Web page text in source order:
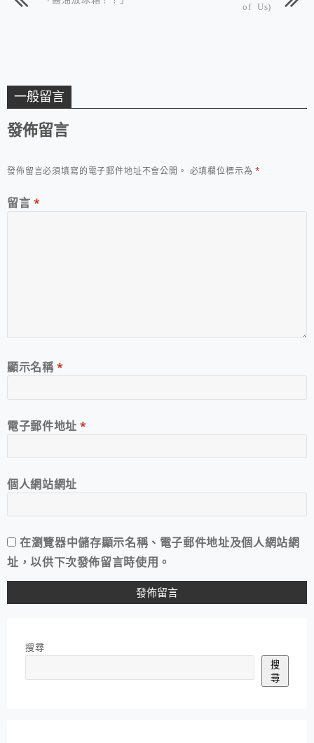
of Us)
一般留言
發佈留言
發佈留言必須填寫的電子郵件地址不會公開。 必填欄位標示為*
留言 *
顯示名稱*
電子郵件地址*
個人網站網址
在瀏覽器中儲存顯示名稱、電子郵件地址及個人網站網
址，以供下次發佈留言時使用。
搜尋
搜
尋